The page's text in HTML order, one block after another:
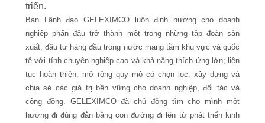
triển.
Ban Lãnh đạo GELEXIMCO luôn định hướng cho doanh
nghiệp phấn đấu trở thành một trong những tập đoàn sản
xuất, đầu tư hàng đầu trong nước mang tầm khu vực và quốc
tế với tính chuyên nghiệp cao và khả năng thích ứng lớn; liên
tục hoàn thiện, mở rộng quy mô có chọn lọc; xây dựng và
chia sẻ các giá trị bền vững cho doanh nghiệp, đối tác và
cộng đồng. GELEXIMCO đã chủ động tìm cho mình một
hướng đi đúng đắn bằng con đường đi lên từ phát triển kinh